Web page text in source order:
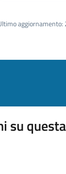
aggiornamento:
su